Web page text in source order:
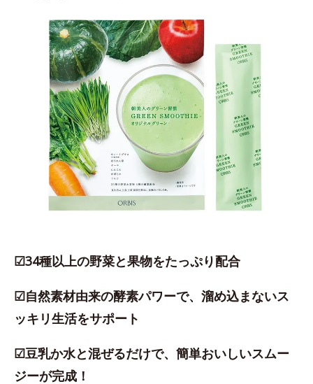
☑34種以上の野菜と果物をたっぷり配合
☑自然素材由来の酵素パワーで、溜め込まないス
ッキリ生活をサポート
☑豆乳か水と混ぜるだけで、簡単おいしいスムー
ジーが完成！